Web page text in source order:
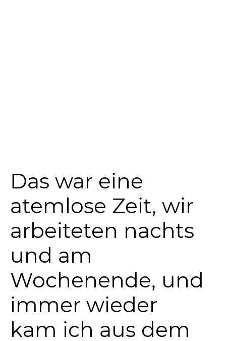
Das war eine
atemlose Zeit, wir
arbeiteten nachts
und am
Wochenende, und
immer wieder
kam ich aus dem